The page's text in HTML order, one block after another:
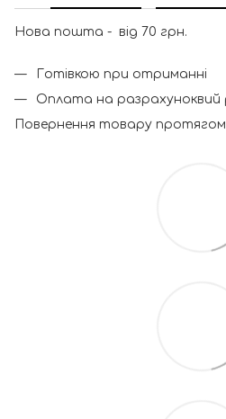
Нова пошта - від 70 грн.
Готівкою при отриманні
Оплата на разрахуноквий
Повернення товару протягом